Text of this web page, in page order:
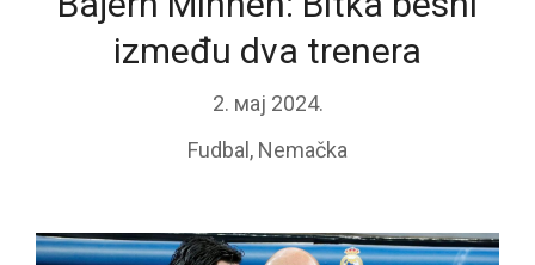
između dva trenera
2. мај 2024.
Fudbal , Nemačka